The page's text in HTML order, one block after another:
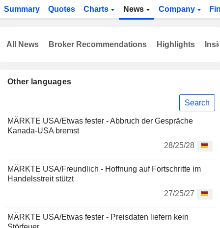
Summary Quotes Charts News Company
Other languages
Search
MÄRKTE USA/Etwas fester - Abbruch der Gespräche
Kanada-USA bremst
28/25/28
MÄRKTE USA/Freundlich - Hoffnung auf Fortschritte im
Handelsstreit stützt
27/25/27
MÄRKTE USA/Etwas fester - Preisdaten liefern kein
All News Broker Recommendations Highlights